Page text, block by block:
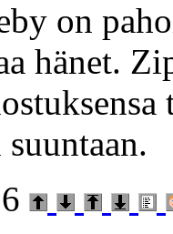
on
hänet.